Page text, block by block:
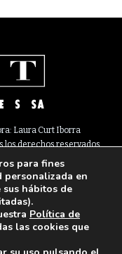
Laura Curt Iborra
los derechos reservados
Suscripción
180 101¦ Fax 933 183 505
para fines
en
hábitos de
Política de
las cookies que